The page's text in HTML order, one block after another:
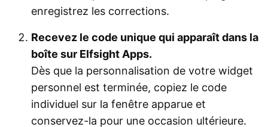
enregistrez les corrections.
Recevez le code unique qui apparaît dans la
boîte sur Elfsight Apps.
Dès que la personnalisation de votre widget
personnel est terminée, copiez le code
individuel sur la fenêtre apparue et
conservez-la pour une occasion ultérieure.